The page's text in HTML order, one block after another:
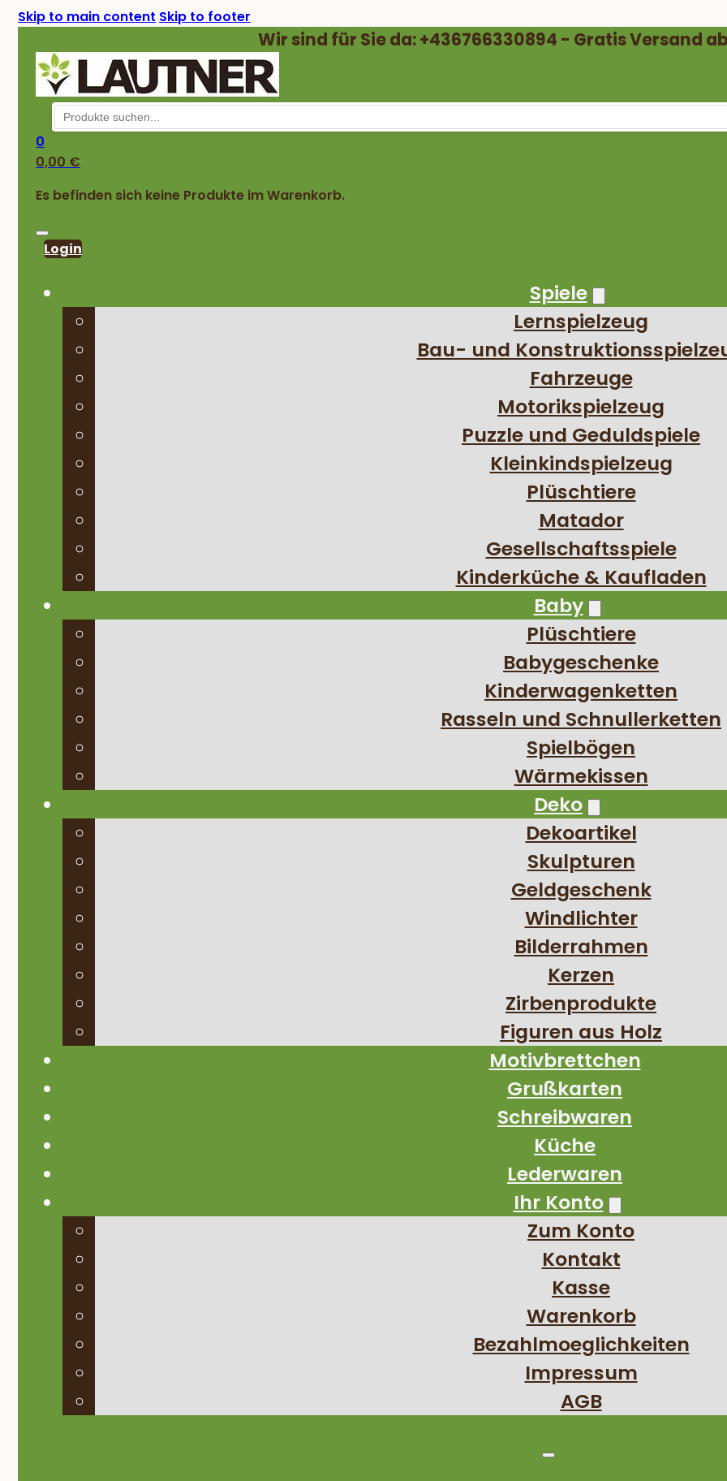
Skip to main content Skip to footer
Wir sind für Sie da: +436766330894 - Gratis Versand
0
0,00 €
Es befinden sich keine Produkte im Warenkorb.
Login
Spiele
Lernspielzeug
Bau- und
Fahrzeuge
Motorikspielzeug
Puzzle und Geduldspiele
Kleinkindspielzeug
Plüschtiere
Matador
Gesellschaftsspiele
Kinderküche & Kaufladen
Baby
Plüschtiere
Babygeschenke
Kinderwagenketten
Rasseln und Schnullerketten
Spielbögen
Wärmekissen
Deko
Dekoartikel
Skulpturen
Geldgeschenk
Windlichter
Bilderrahmen
Kerzen
Zirbenprodukte
Figuren aus Holz
Motivbrettchen
Grußkarten
Schreibwaren
Küche
Lederwaren
Ihr Konto
Zum Konto
Kontakt
Kasse
Warenkorb
Bezahlmoeglichkeiten
Impressum
AGB